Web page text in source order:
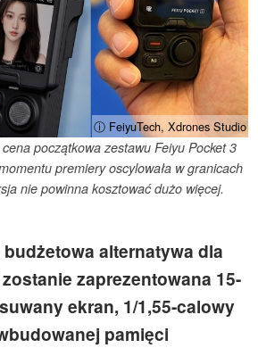
ⓘ FeiyuTech, Xdrones Studio
początkowa zestawu Feiyu Pocket 3
premiery oscylowała w granicach
nie powinna kosztować dużo więcej.
alternatywa dla
zaprezentowana 15-
ekran, 1/1,55-calowy
pamięci